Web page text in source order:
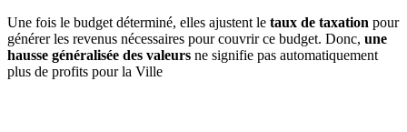
Une fois le budget déterminé, elles ajustent le taux de taxation pour
générer les revenus nécessaires pour couvrir ce budget. Donc, une
hausse généralisée des valeurs ne signifie pas automatiquement
plus de profits pour la Ville